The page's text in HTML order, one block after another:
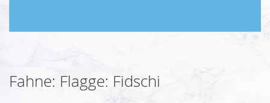
Zum
Anfang
Fahne: Flagge: Fidschi